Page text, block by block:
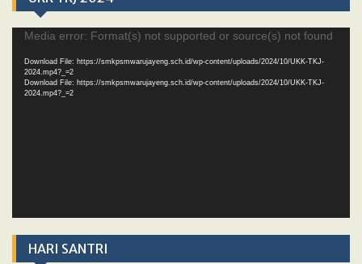
Video
Media error: Format(s) not supported or source(s) not found
Download File: https://smkpsmwarujayeng.sch.id/wp-content/uploads/2024/10/UKK-TKJ-
2024.mp4?_=2
Download File: https://smkpsmwarujayeng.sch.id/wp-content/uploads/2024/10/UKK-TKJ-
2024.mp4?_=2
HARI SANTRI